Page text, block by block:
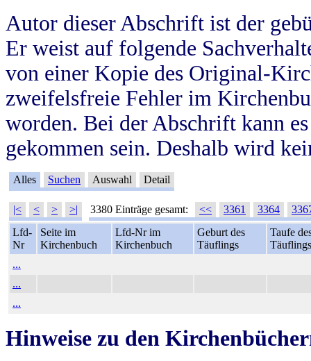
Autor dieser Abschrift ist der
Er weist auf folgende
von einer Kopie des Original-
zweifelsfreie Fehler im
worden. Bei der Abschrift kann
gekommen sein. Deshalb wird
Alles Suchen Auswahl Detail
|< < > >| 3380 Einträge gesamt: << 3361 3364
Lfd-
Nr
Seite im
Kirchenbuch
Lfd-Nr im
Kirchenbuch
Geburt des
Täuflings
Taufe
Täuflings
...
...
...
Hinweise zu den